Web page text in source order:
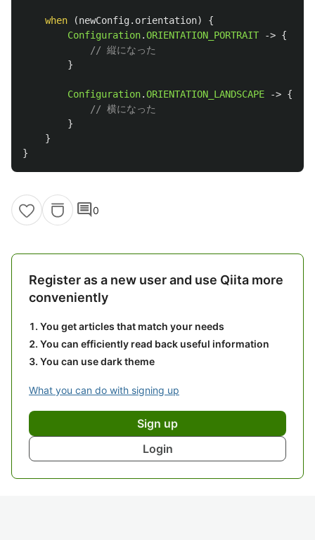
when (newConfig. orientation)
{
Configuration.ORIENTATION_PORTRAIT -> {
// 縦になった
}
Configuration.ORIENTATION_LANDSCAPE -> {
// 横になった
}
}
}
comment0
Register as a new user and use Qiita more
conveniently
You get articles that match your needs
You can efficiently read back useful information
You can use dark theme
What you can do with signing up
Sign up
Login